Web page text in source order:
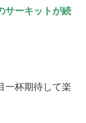
サーキットが続
一杯期待して楽